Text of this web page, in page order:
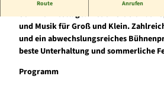
Route Anrufen
Sommer-Festtage: Freuen Sie sich auf
und Musik für Groß und Klein.
und ein abwechslungsreiches
beste Unterhaltung und sommerliche
Programm